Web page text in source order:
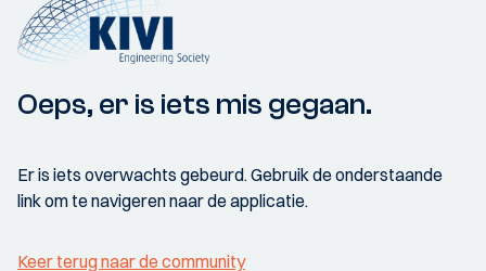
Oeps, er is iets mis gegaan.
Er is iets overwachts gebeurd. Gebruik de onderstaande
link om te navigeren naar de applicatie.
Keer terug naar de community